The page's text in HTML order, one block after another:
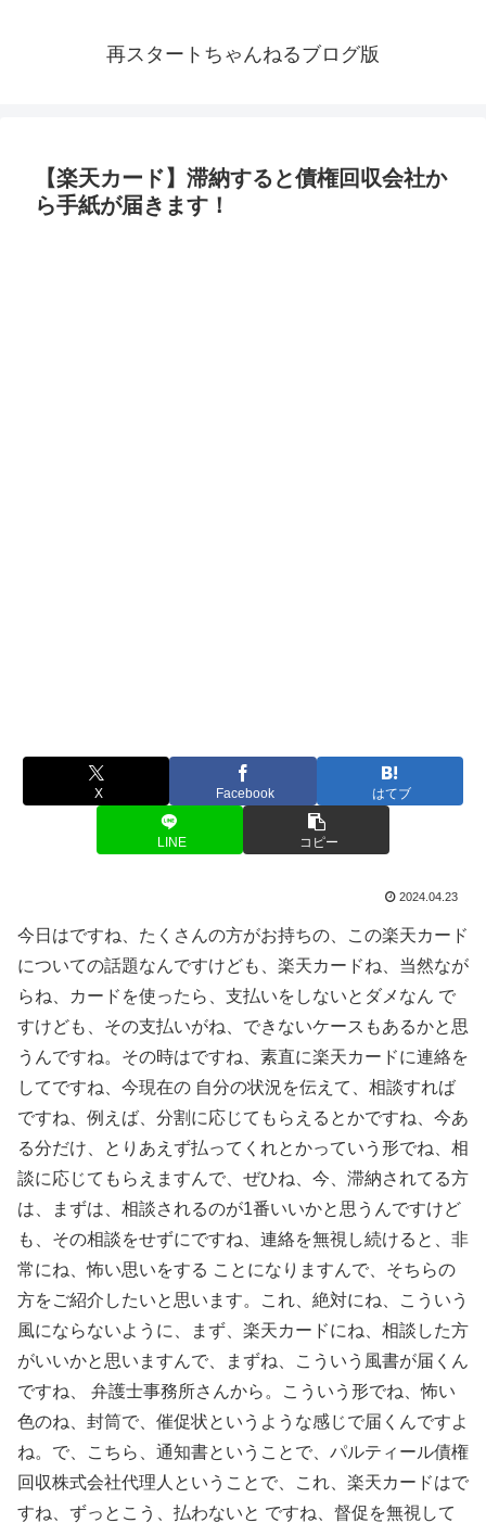
再スタートちゃんねるブログ版
【楽天カード】滞納すると債権回収会社か
ら手紙が届きます！
X Facebook はてブ
LINE コピー
2024.04.23
今日はですね、たくさんの方がお持ちの、この楽天カード
についての話題なんですけども、楽天カードね、当然なが
らね、カードを使ったら、支払いをしないとダメなん で
すけども、その支払いがね、できないケースもあるかと思
うんですね。その時はですね、素直に楽天カードに連絡を
してですね、今現在の 自分の状況を伝えて、相談すれば
ですね、例えば、分割に応じてもらえるとかですね、今あ
る分だけ、とりあえず払ってくれとかっていう形でね、相
談に応じてもらえますんで、ぜひね、今、滞納されてる方
は、まずは、相談されるのが1番いいかと思うんですけど
も、その相談をせずにですね、連絡を無視し続けると、非
常にね、怖い思いをする ことになりますんで、そちらの
方をご紹介したいと思います。これ、絶対にね、こういう
風にならないように、まず、楽天カードにね、相談した方
がいいかと思いますんで、まずね、こういう風書が届くん
ですね、 弁護士事務所さんから。こういう形でね、怖い
色のね、封筒で、催促状というような感じで届くんですよ
ね。で、こちら、通知書ということで、パルティール債権
回収株式会社代理人ということで、これ、楽天カードはで
すね、ずっとこう、払わないと ですね、督促を無視して